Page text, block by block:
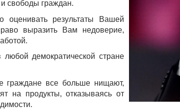
свободы граждан.
результаты Вашей
выразить Вам недоверие,
демократической стране
граждане все больше нищают,
на продукты, отказываясь от